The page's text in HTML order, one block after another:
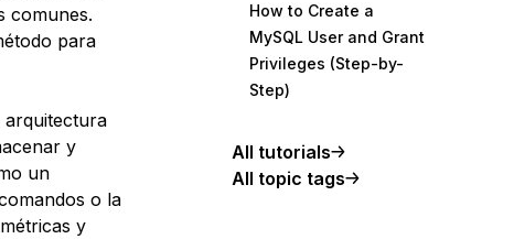
comunes.
para
arquitectura
y
un
o la
y
How to Create a
MySQL User and Grant
Privileges (Step-by-
Step)
All tutorials
All topic tags